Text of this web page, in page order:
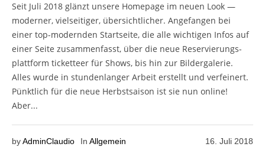
Seit Juli 2018 glänzt unse­re Home­page im neu­en Look —
moder­ner, viel­sei­ti­ger, übersichtlicher. Ange­fan­gen bei
einer top-modern­den Start­sei­te, die alle wich­ti­gen Infos auf
einer Sei­te zusam­men­fasst, über die neue Reser­vie­rungs­
platt­form ticket­teer für Shows, bis hin zur Bil­der­ga­le­rie.
Alles wur­de in stun­den­lan­ger Arbeit erstellt und ver­fei­nert.
Pünkt­lich für die neue Herbst­sai­son ist sie nun online!
Aber...
16. Juli 2018
byAdminClaudio In Allgemein